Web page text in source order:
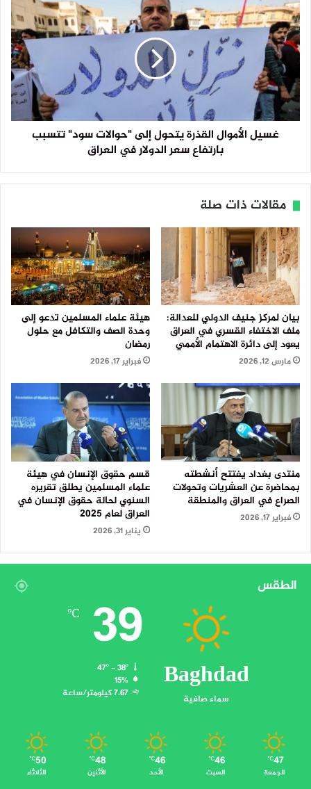
غسيل الأموال القذرة يتحول إلى "حوالات سود" تتسبب
بارتفاع سعر الدولار في العراق
مقالات ذات صلة
بيان لمركز جنيف الدولي للعدالة:
ملف الاختفاء القسري في العراق
يعود إلى دائرة الاهتمام الأممي
مارس 12, 2026
هيئة علماء المسلمين تدعو إلى
وحدة الصف والتكافل مع حلول
رمضان
فبراير 17, 2026
منتدى بغداد يفتتح أنشطته
بمحاضرة عن العشريات وتحولات
الصراع في العراق والمنطقة
فبراير 17, 2026
قسم حقوق الإنسان في هيئة
علماء المسلمين يطلق تقريره
السنوي لحالة حقوق الإنسان في
العراق لعام 2025
يناير 31, 2026
الطقس
Baghdad
سماء صافية
39
℃
47º - 38º
15%
7.67 كيلومتر/ساعة
47
℃
الجمعة
46
℃
السبت
46
℃
الأحد
48
℃
الأثنين
50
℃
الثلاثاء